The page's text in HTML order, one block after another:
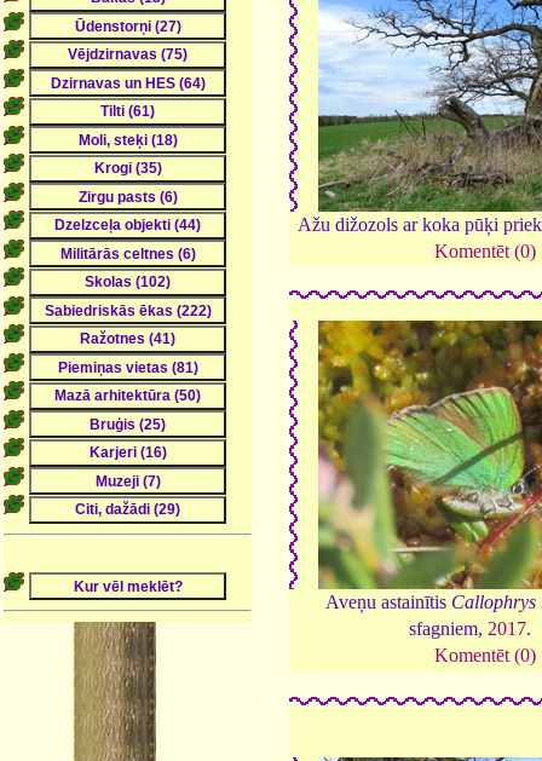
Ažu dižozols ar koka pūķi
Komentēt (0)
Aveņu astainītis Callophrys
sfagniem, 2017.
Komentēt (0)